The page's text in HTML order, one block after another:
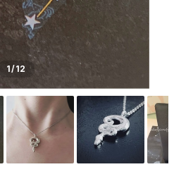
1/12